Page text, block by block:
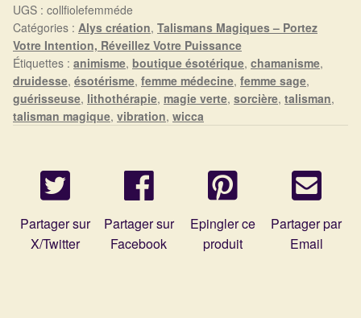
-
Talisman
de
Sagesse
Ancestrale
UGS : collfiolefemméde
Catégories : Alys création, Talismans Magiques – Portez
Votre Intention, Réveillez Votre Puissance
Étiquettes : animisme, boutique ésotérique, chamanisme,
druidesse, ésotérisme, femme médecine, femme sage,
guérisseuse, lithothérapie, magie verte, sorcière, talisman,
talisman magique, vibration, wicca
Partager sur
X/Twitter
Partager sur
Facebook
Epingler ce
produit
Partager par
Email